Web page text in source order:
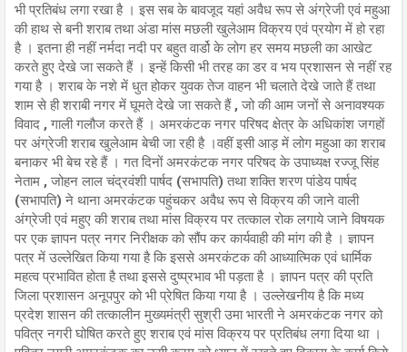
भी प्रतिबंध लगा रखा है । इस सब के बावजूद यहां अवैध रूप से अंग्रेजी एवं महुआ
की हाथ से बनी शराब तथा अंडा मांस मछली खुलेआम विक्रय एवं प्रयोग में हो रहा
है । इतना ही नहीं नर्मदा नदी पर बहुत वार्डो के लोग हर समय मछली का आखेट
करते हुए देखे जा सकते हैं । इन्हें किसी भी तरह का डर व भय प्रशासन से नहीं रह
गया है । शराब के नशे में धुत होकर युवक तेज वाहन भी चलाते देखे जाते हैं तथा
शाम से ही शराबी नगर में घूमते देखे जा सकते हैं , जो की आम जनों से अनावश्यक
विवाद , गाली गलौज करते हैं । अमरकंटक नगर परिषद क्षेत्र के अधिकांश जगहों
पर अंग्रेजी शराब खुलेआम बेची जा रही है ।वहीं इसी आड़ में लोग महुआ का शराब
बनाकर भी बेच रहे हैं । गत दिनों अमरकंटक नगर परिषद के उपाध्यक्ष रज्जू सिंह
नेताम , जोहन लाल चंद्रवंशी पार्षद (सभापति) तथा शक्ति शरण पांडेय पार्षद
(सभापति) ने थाना अमरकंटक पहुंचकर अवैध रूप से विक्रय की जाने वाली
अंग्रेजी एवं महुए की शराब तथा मांस विक्रय पर तत्काल रोक लगाये जाने विषयक
पर एक ज्ञापन पत्र नगर निरीक्षक को सौंप कर कार्यवाही की मांग की है । ज्ञापन
पत्र में उल्लेखित किया गया है कि इससे अमरकंटक की आध्यात्मिक एवं धार्मिक
महत्व प्रभावित होता है तथा इससे दुष्प्रभाव भी पड़ता है । ज्ञापन पत्र की प्रति
जिला प्रशासन अनूपपुर को भी प्रेषित किया गया है । उल्लेखनीय है कि मध्य
प्रदेश शासन की तत्कालीन मुख्यमंत्री सुश्री उमा भारती ने अमरकंटक नगर को
पवित्र नगरी घोषित करते हुए शराब एवं मांस विक्रय पर प्रतिबंध लगा दिया था ।